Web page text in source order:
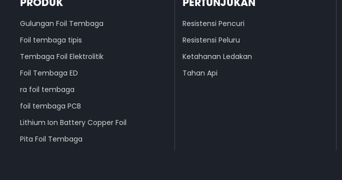
Gulungan Foil Tembaga
Foil tembaga tipis
Tembaga Foil Elektrolitik
Foil Tembaga ED
ra foil tembaga
foil tembaga PCB
Lithium Ion Battery Copper Foil
Pita Foil Tembaga
Resistensi Pencuri
Resistensi Peluru
Ketahanan Ledakan
Tahan Api